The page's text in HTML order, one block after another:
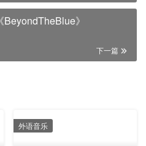
》
下一篇
外语音乐